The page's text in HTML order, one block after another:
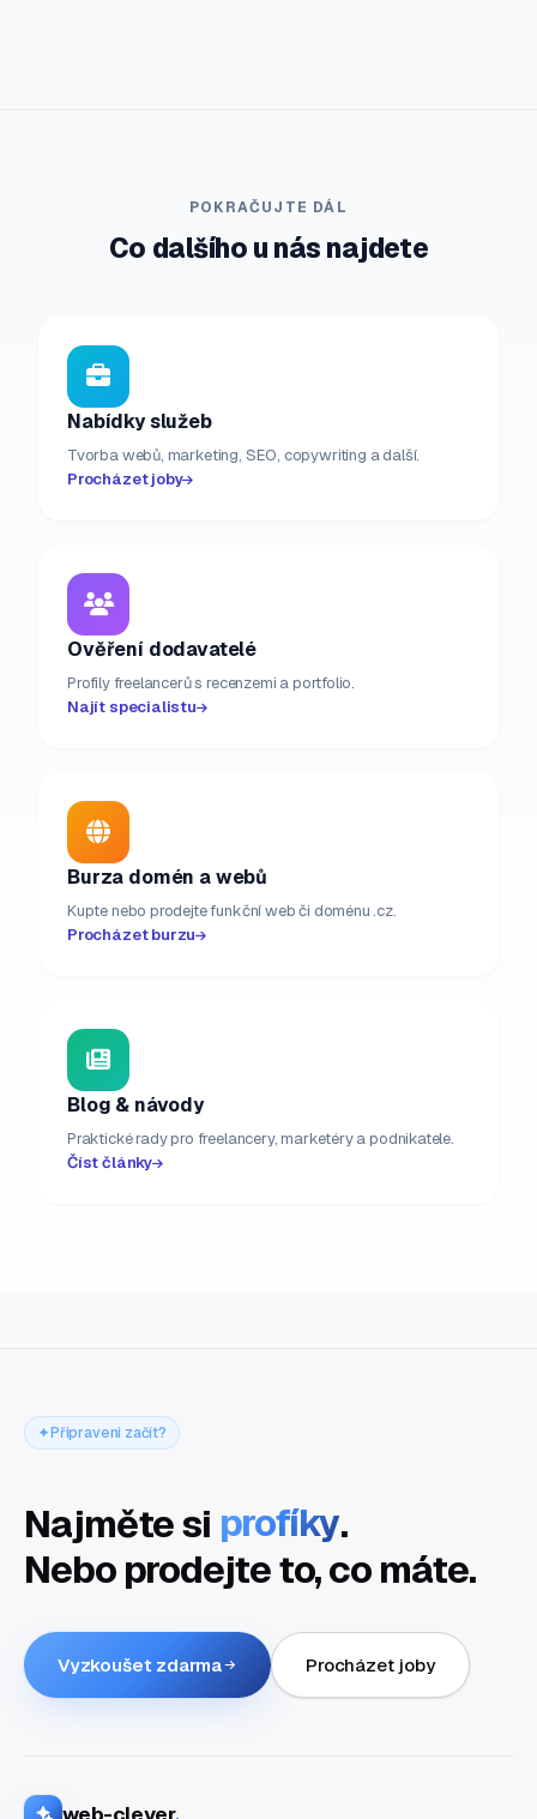
POKRAČUJTE DÁL
Co dalšího u nás najdete
Nabídky služeb
Tvorba webů, marketing, SEO, copywriting a další.
Procházet joby
Ověření dodavatelé
Profily freelancerů s recenzemi a portfolio.
Najít specialistu
Burza domén a webů
Kupte nebo prodejte funkční web či doménu .cz.
Procházet burzu
Blog & návody
Praktické rady pro freelancery, marketéry a podnikatele.
Číst články
Připraveni začít?
Najměte si profíky.
Nebo prodejte to, co máte.
Vyzkoušet zdarma Procházet joby
web-clever.